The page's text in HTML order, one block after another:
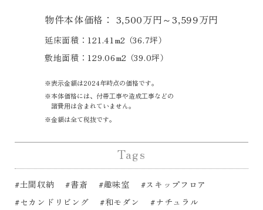
物件本体価格： 3,500万円～3,599万円
延床面積：121.41m2 （36.7坪）
敷地面積：129.06m2 （39.0坪）
表⽰⾦額は2024年時点の価格です。
本体価格には、付帯⼯事や造成⼯事などの
諸費⽤は含まれていません。
⾦額は全て税抜です。
Tags
#土間収納 #書斎 #趣味室
#スキップフロア
#セカンドリビング
#和モダン
#ナチュラル